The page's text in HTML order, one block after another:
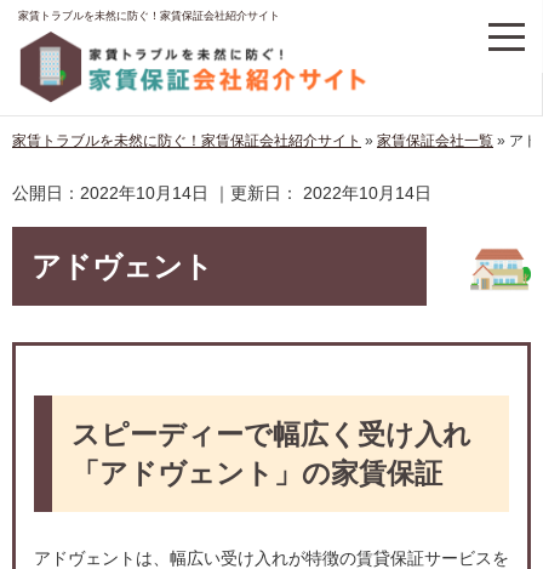
家賃トラブルを未然に防ぐ！家賃保証会社紹介サイト
家賃トラブルを未然に防ぐ！家賃保証会社紹介サイト » 家賃保証会社一覧 » アド
公開日： 2022年10月14日 ｜更新日： 2022年10月14日
アドヴェント
スピーディーで幅広く受け入れ
「アドヴェント」の家賃保証
アドヴェントは、幅広い受け入れが特徴の賃貸保証サービスを